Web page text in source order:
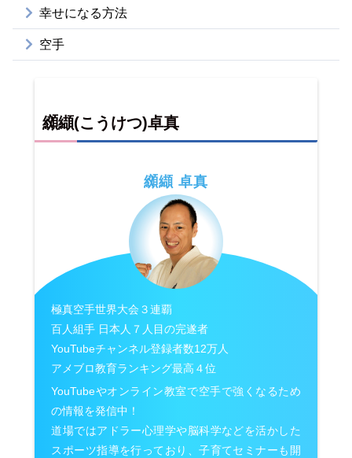
幸せになる方法
空手
纐纈(こうけつ)卓真
纐纈 卓真
極真空手世界大会３連覇
百人組手 日本人７人目の完遂者
YouTubeチャンネル登録者数12万人
アメブロ教育ランキング最高４位
YouTubeやオンライン教室で空手で強くなるため
の情報を発信中！
道場ではアドラー心理学や脳科学などを活かした
スポーツ指導を行っており、子育てセミナーも開